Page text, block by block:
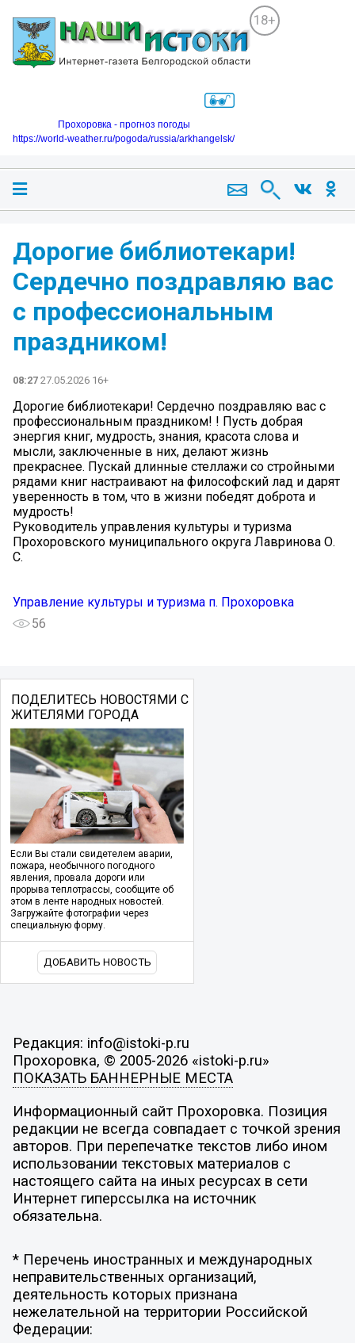
18+
Прохоровка - прогноз погоды
https://world-weather.ru/pogoda/russia/arkhangelsk/
Дорогие библиотекари!
Сердечно поздравляю вас
с профессиональным
праздником!
08:27 27.05.2026 16+
Дорогие библиотекари! Сердечно поздравляю вас с
профессиональным праздником! ! Пусть добрая
энергия книг, мудрость, знания, красота слова и
мысли, заключенные в них, делают жизнь
прекраснее. Пускай длинные стеллажи со стройными
рядами книг настраивают на философский лад и дарят
уверенность в том, что в жизни победят доброта и
мудрость!
Руководитель управления культуры и туризма
Прохоровского муниципального округа Лавринова О.
С.
Управление культуры и туризма п. Прохоровка
56
ПОДЕЛИТЕСЬ НОВОСТЯМИ С
ЖИТЕЛЯМИ ГОРОДА
Если Вы стали свидетелем аварии,
пожара, необычного погодного
явления, провала дороги или
прорыва теплотрассы, сообщите об
этом в ленте народных новостей.
Загружайте фотографии через
специальную форму.
ДОБАВИТЬ НОВОСТЬ
Редакция: info@istoki-p.ru
Прохоровка, © 2005-2026 «istoki-p.ru»
ПОКАЗАТЬ БАННЕРНЫЕ МЕСТА
Информационный сайт Прохоровка. Позиция
редакции не всегда совпадает с точкой зрения
авторов. При перепечатке текстов либо ином
использовании текстовых материалов с
настоящего сайта на иных ресурсах в сети
Интернет гиперссылка на источник
обязательна.
* Перечень иностранных и международных
неправительственных организаций,
деятельность которых признана
нежелательной на территории Российской
Федерации: